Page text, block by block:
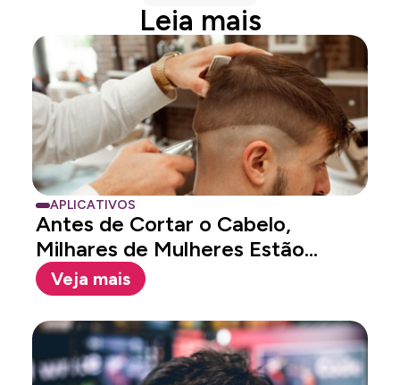
Leia mais
APLICATIVOS
Antes de Cortar o Cabelo,
Milhares de Mulheres Estão
Testando...
Veja mais